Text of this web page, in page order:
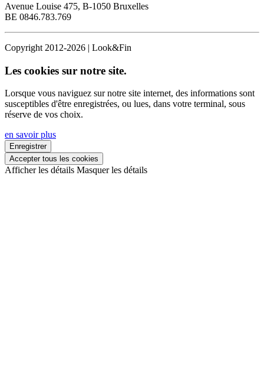
Avenue Louise 475, B-1050 Bruxelles
BE 0846.783.769
Copyright 2012-2026 | Look&Fin
Les cookies sur notre site.
Lorsque vous naviguez sur notre site internet, des informations sont
susceptibles d'être enregistrées, ou lues, dans votre terminal, sous
réserve de vos choix.
en savoir plus
Enregistrer
Accepter tous les cookies
Afficher les détails Masquer les détails